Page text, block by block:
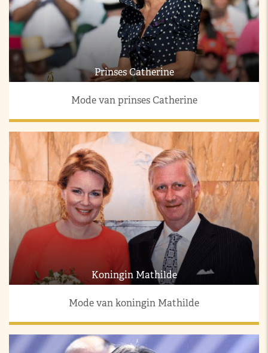
Prinses Catherine
Mode van prinses Catherine
Koningin Mathilde
Mode van koningin Mathilde